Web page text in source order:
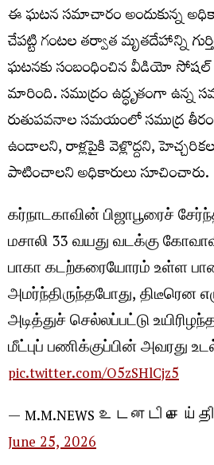
ఈ ఘటన సమాచారం అందుకున్న
చేపట్టి గంటల తర్వాత మృతదేహాన్ని
ఘటనకు సంబంధించిన వీడియో
మారింది. సముద్రం ఉద్ధృతంగా
రుతుపవనాల సమయంలో సముద్ర
ఉండాలని, రాళ్లపైకి వెళ్లొద్దని,
పాటించాలని అధికారులు సూచించారు.
கர்நாடகாவின் பிஜாபூரைச்
மசாலி 33 வயது வடக்கு
பாகா கடற்கரையோரம் உள்ள
அமர்ந்திருந்தபோது, திடீரென
அடித்துச் செல்லப்பட்டு
மீட்புப் பணிக்குப்பின் அவரது
pic.twitter.com/O5zSHlCjz5
— M.M.NEWS உடனடி
June 25, 2026